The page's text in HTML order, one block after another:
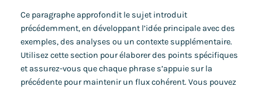
Ce paragraphe approfondit le sujet introduit
précédemment, en développant l’idée principale avec des
exemples, des analyses ou un contexte supplémentaire.
Utilisez cette section pour élaborer des points spécifiques
et assurez-vous que chaque phrase s’appuie sur la
précédente pour maintenir un flux cohérent. Vous pouvez